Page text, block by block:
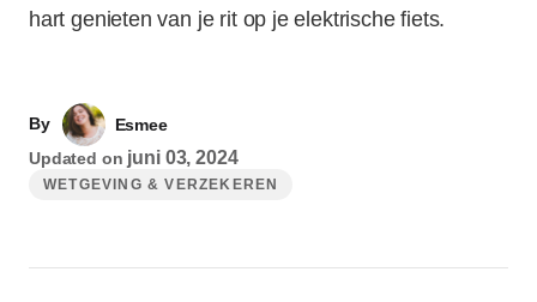
hart genieten van je rit op je elektrische fiets.
By
Esmee
Updated on juni 03, 2024
WETGEVING & VERZEKEREN